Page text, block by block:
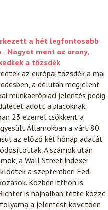
a hét legfontosabb
- Nagyot ment az arany,
a tőzsdék
az európai tőzsdék a mai
a délután megjelent
munkaerőpiaci jelentés pedig
adott a piacoknak.
23 ezerrel csökkent a
Államokban a várt 80
az előző két hónap adatát
A számok után
a Wall Street indexei
a szeptemberi Fed-
Közben itthon is
is hajnalban tette közzé
a jelentést követően